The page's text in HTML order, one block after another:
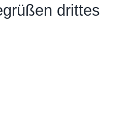
drittes